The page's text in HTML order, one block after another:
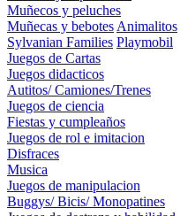
Muñecos y peluches
Muñecas y bebotes Animalitos
Sylvanian Families Playmobil
Juegos de Cartas
Juegos didacticos
Autitos/ Camiones/Trenes
Juegos de ciencia
Fiestas y cumpleaños
Juegos de rol e imitacion
Disfraces
Musica
Juegos de manipulacion
Buggys/ Bicis/ Monopatines